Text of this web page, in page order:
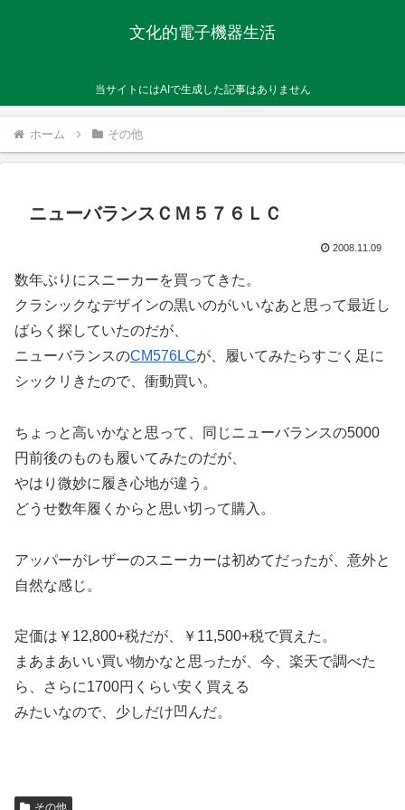
文化的電子機器生活
当サイトにはAIで生成した記事はありません
ホーム その他
ニューバランスＣＭ５７６ＬＣ
2008.11.09
数年ぶりにスニーカーを買ってきた。
クラシックなデザインの黒いのがいいなあと思って最近し
ばらく探していたのだが、
ニューバランスのCM576LCが、履いてみたらすごく足に
シックリきたので、衝動買い。
ちょっと高いかなと思って、同じニューバランスの5000
円前後のものも履いてみたのだが、
やはり微妙に履き心地が違う。
どうせ数年履くからと思い切って購入。
アッパーがレザーのスニーカーは初めてだったが、意外と
自然な感じ。
定価は￥12,800+税だが、￥11,500+税で買えた。
まあまあいい買い物かなと思ったが、今、楽天で調べた
ら、さらに1700円くらい安く買える
みたいなので、少しだけ凹んだ。